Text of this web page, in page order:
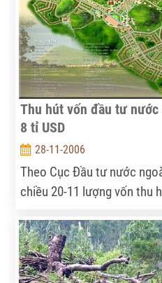
hoạch và Đầu tư đã có văn
thông báo nguồn vốn trái
dự án thuỷ lợi ĐBSCL giai
đồng, cho 12 dự án:
Thu hút vốn đầu tư
8 tỉ USD
28-11-2006
Theo Cục Đầu tư nước
chiều 20-11 lượng vốn thu
vượt khá xa chỉ tiêu cả năm